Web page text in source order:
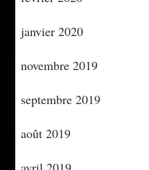
janvier 2020
novembre 2019
septembre 2019
août 2019